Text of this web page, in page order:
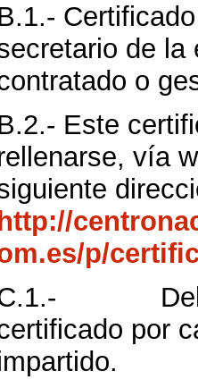
de la
o
Este
vía
http://
p/
por